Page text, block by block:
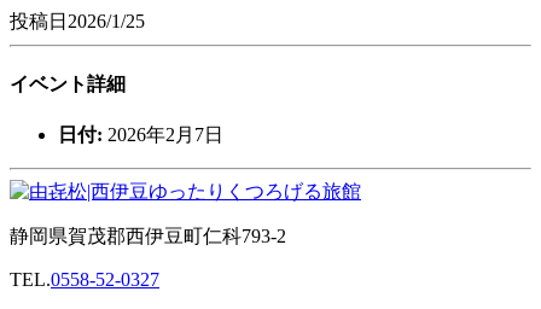
投稿日2026/1/25
イベント詳細
日付: 2026年2月7日
静岡県賀茂郡西伊豆町仁科793-2
TEL.0558-52-0327